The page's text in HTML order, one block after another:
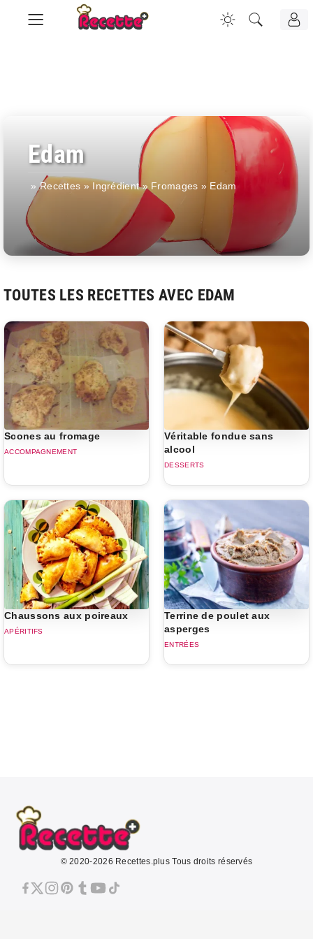
Edam
»Recettes » Ingrédient» Fromages » Edam
TOUTES LES RECETTES AVEC EDAM
Scones au fromage
ACCOMPAGNEMENT
Véritable fondue sans
alcool
DESSERTS
Chaussons aux poireaux
APÉRITIFS
Terrine de poulet aux
asperges
ENTRÉES
© 2020-2026 Recettes.plus Tous droits réservés